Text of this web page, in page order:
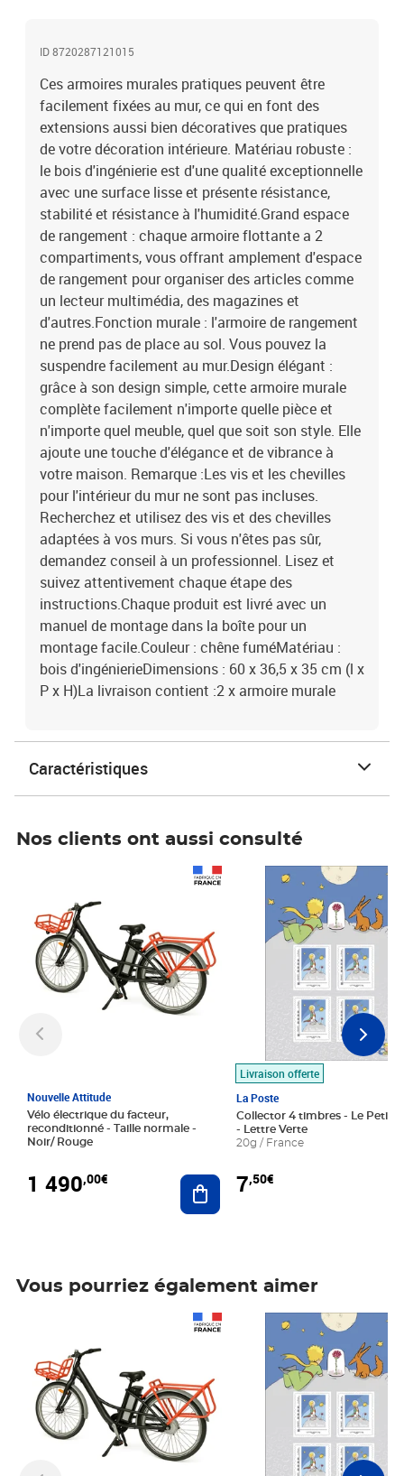
n'êtes pas sûr, demandez conseil à un professionnel. Lisez et
produit est livré avec un manuel de montage dans la boîte pour un
montage facile.Couleur : chêne fuméMatériau : bois
d'ingénierieDimensions : 60 x 36,5 x 35 cm (l x P x H)La livraison
contient :2 x armoire murale
ID 8720287121015
Ces armoires murales pratiques peuvent être
facilement fixées au mur, ce qui en font des
extensions aussi bien décoratives que pratiques
de votre décoration intérieure. Matériau robuste :
le bois d'ingénierie est d'une qualité exceptionnelle
avec une surface lisse et présente résistance,
stabilité et résistance à l'humidité.Grand espace
de rangement : chaque armoire flottante a 2
compartiments, vous offrant amplement d'espace
de rangement pour organiser des articles comme
un lecteur multimédia, des magazines et
d'autres.Fonction murale : l'armoire de rangement
ne prend pas de place au sol. Vous pouvez la
suspendre facilement au mur.Design élégant :
grâce à son design simple, cette armoire murale
complète facilement n'importe quelle pièce et
n'importe quel meuble, quel que soit son style. Elle
ajoute une touche d'élégance et de vibrance à
votre maison. Remarque :Les vis et les chevilles
pour l'intérieur du mur ne sont pas incluses.
Recherchez et utilisez des vis et des chevilles
adaptées à vos murs. Si vous n'êtes pas sûr,
demandez conseil à un professionnel. Lisez et
suivez attentivement chaque étape des
instructions.Chaque produit est livré avec un
manuel de montage dans la boîte pour un
montage facile.Couleur : chêne fuméMatériau :
bois d'ingénierieDimensions : 60 x 36,5 x 35 cm (l x
P x H)La livraison contient :2 x armoire murale
Caractéristiques
Nos clients ont aussi consulté
Nouvelle Attitude
Vélo électrique du facteur,
reconditionné - Taille normale -
Noir/ Rouge
1 490,00€ Ajouter au panier
Livraison offerte
La Poste
Collector 4 timbres - Le Petit
- Lettre Verte
20g / France
7,50€
Prix 7,50€
Vous pourriez également aimer
Prix 7,50€